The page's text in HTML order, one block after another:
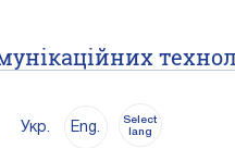
Укр. Eng.
Select
lang